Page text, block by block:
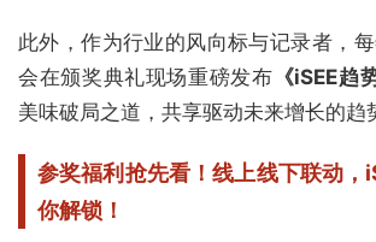
此外，作为行业的风向标与记录者，
会在颁奖典礼现场重磅发布 《iSEE趋
美味破局之道，共享驱动未来增长的趋
参奖福利抢先看！线上线下联动，
你解锁！